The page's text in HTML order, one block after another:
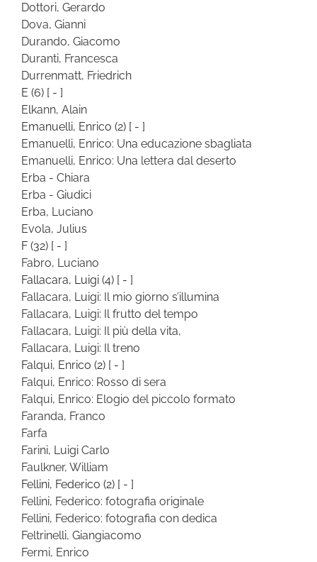
Dottori, Gerardo
Dova, Gianni
Durando, Giacomo
Duranti, Francesca
Durrenmatt, Friedrich
E (6) [ - ]
Elkann, Alain
Emanuelli, Enrico (2) [ - ]
Emanuelli, Enrico: Una educazione sbagliata
Emanuelli, Enrico: Una lettera dal deserto
Erba - Chiara
Erba - Giudici
Erba, Luciano
Evola, Julius
F (32) [ - ]
Fabro, Luciano
Fallacara, Luigi (4) [ - ]
Fallacara, Luigi: Il mio giorno s’illumina
Fallacara, Luigi: Il frutto del tempo
Fallacara, Luigi: Il più della vita,
Fallacara, Luigi: Il treno
Falqui, Enrico (2) [ - ]
Falqui, Enrico: Rosso di sera
Falqui, Enrico: Elogio del piccolo formato
Faranda, Franco
Farfa
Farini, Luigi Carlo
Faulkner, William
Fellini, Federico (2) [ - ]
Fellini, Federico: fotografia originale
Fellini, Federico: fotografia con dedica
Feltrinelli, Giangiacomo
Fermi, Enrico